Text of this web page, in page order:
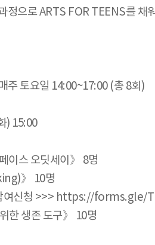
정으로 ARTS FOR TEENS를
주 토요일 14:00~17:00 (총 8회)
) 15:00
이스 오딧세이》 8명
》 10명
여신청 >>> https://forms.gle/
한 생존 도구》 10명